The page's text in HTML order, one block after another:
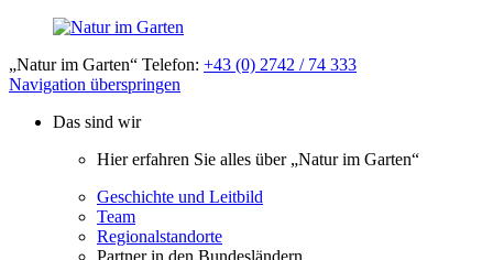
„Natur im Garten“ Telefon: +43 (0) 2742 / 74 333
Navigation überspringen
Das sind wir
Hier erfahren Sie alles über „Natur im Garten“
Geschichte und Leitbild
Team
Regionalstandorte
Partner in den Bundesländern